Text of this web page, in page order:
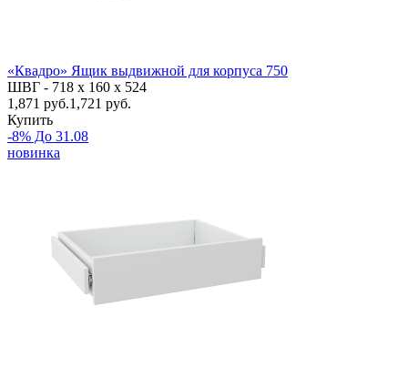
«Квадро» Ящик выдвижной для корпуса 750
ШВГ - 718 х 160 х 524
1,871 руб.1,721 руб.
Купить
-8% До 31.08
новинка